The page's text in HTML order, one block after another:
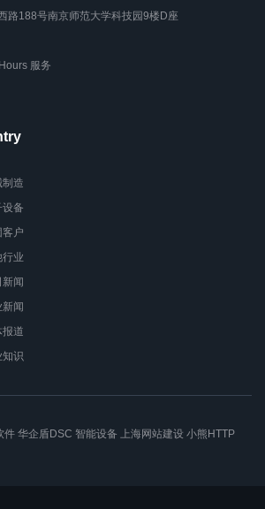
路188号南京师范大学科技园9楼D座
服务
制造
设备
客户
行业
闻
闻
报道
知识
件 华企盾DSC 智能设备 上海网站建设 小熊HTTP